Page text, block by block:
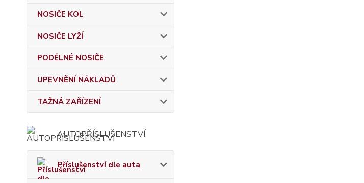
NOSIČE KOL
NOSIČE LYŽÍ
PODÉLNÉ NOSIČE
UPEVNĚNÍ NÁKLADŮ
TAŽNÁ ZAŘÍZENÍ
AUTOPŘÍSLUŠENSTVÍ
Příslušenství dle auta